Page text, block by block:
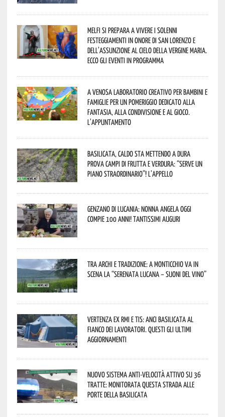
Melfi si prepara a vivere i solenni
festeggiamenti in onore di San Lorenzo e
dell’assunzione al cielo della Vergine Maria.
Ecco gli eventi in programma
A Venosa laboratorio creativo per bambini e
famiglie per un pomeriggio dedicato alla
fantasia, alla condivisione e al gioco.
L’appuntamento
Basilicata, caldo sta mettendo a dura
prova campi di frutta e verdura: “Serve un
piano straordinario”! L’appello
Genzano di Lucania: nonna Angela oggi
compie 100 anni! Tantissimi auguri
Tra archi e tradizione: a Monticchio va in
scena la “Serenata lucana – suoni del vino”
Vertenza ex RMI e TIS: ANCI Basilicata al
fianco dei lavoratori. Questi gli ultimi
aggiornamenti
Nuovo sistema anti-velocità attivo su 36
tratte: monitorata questa strada alle
porte della Basilicata